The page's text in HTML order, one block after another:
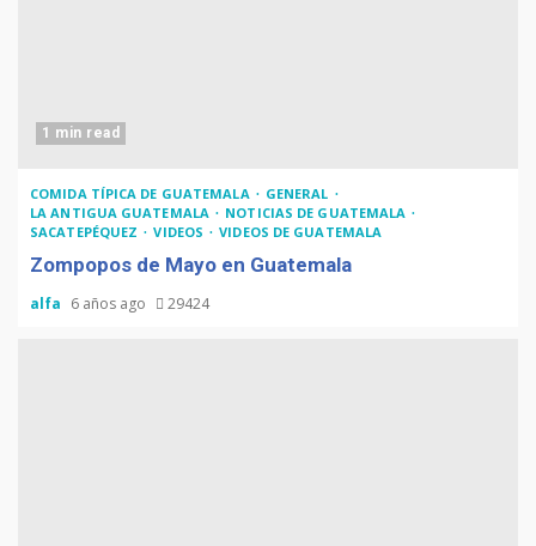
1 min read
COMIDA TÍPICA DE GUATEMALA
GENERAL
LA ANTIGUA GUATEMALA
NOTICIAS DE GUATEMALA
SACATEPÉQUEZ
VIDEOS VIDEOS DE GUATEMALA
Zompopos de Mayo en Guatemala
alfa 6 años ago 29424